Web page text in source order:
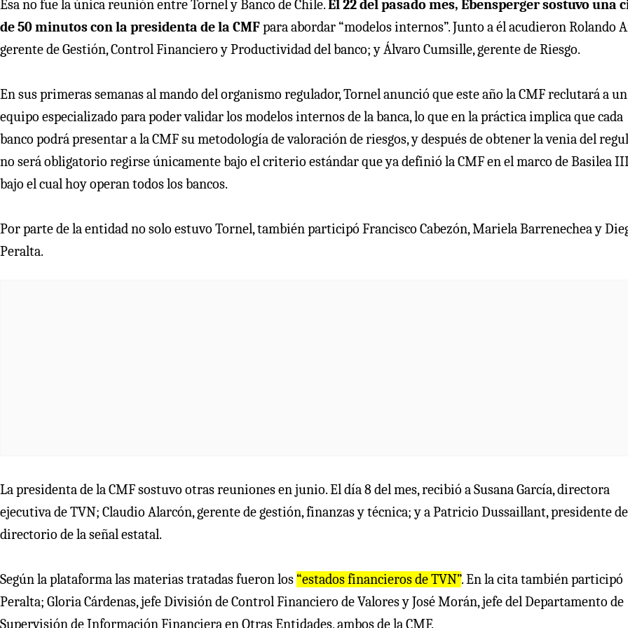
Esa no fue la única reunión entre Tornel y Banco de Chile.El 22 del pasado mes, Ebensperger sostuvo una
de 50 minutos con la presidenta de la CMFpara abordar “modelos internos”. Junto a él acudieron Rolando
gerente de Gestión, Control Financiero y Productividad del banco; y Álvaro Cumsille, gerente de Riesgo.
En sus primeras semanas al mando del organismo regulador, Tornel anunció que este año la CMF reclutará a un
equipo especializado para poder validar los modelos internos de la banca, lo que en la práctica implica que cada
banco podrá presentar a la CMF su metodología de valoración de riesgos, y después de obtener la venia del
no será obligatorio regirse únicamente bajo el criterio estándar que ya definió la CMF en el marco de Basilea
bajo el cual hoy operan todos los bancos.
Por parte de la entidad no solo estuvo Tornel, también participó Francisco Cabezón, Mariela Barrenechea y
Peralta.
La presidenta de la CMF sostuvo otras reuniones en junio. El día 8 del mes, recibió a Susana García, directora
ejecutiva de TVN; Claudio Alarcón, gerente de gestión, finanzas y técnica; y a Patricio Dussaillant, presidente
directorio de la señal estatal.
Según la plataforma las materias tratadas fueron los “estados financieros de TVN”. En la cita también participó
Peralta; Gloria Cárdenas, jefe División de Control Financiero de Valores y José Morán, jefe del Departamento de
Supervisión de Información Financiera en Otras Entidades, ambos de la CMF.